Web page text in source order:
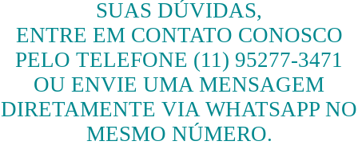
SUAS DÚVIDAS,
ENTRE EM CONTATO CONOSCO
PELO TELEFONE (11) 95277-3471
OU ENVIE UMA MENSAGEM
DIRETAMENTE VIA WHATSAPP NO
MESMO NÚMERO.